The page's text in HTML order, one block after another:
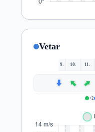
Vetar
9. 10. 11.